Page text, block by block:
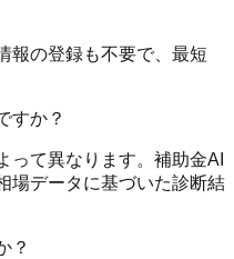
報の登録も不要で、最短
すか？
って異なります。補助金AI
場データに基づいた診断結
？